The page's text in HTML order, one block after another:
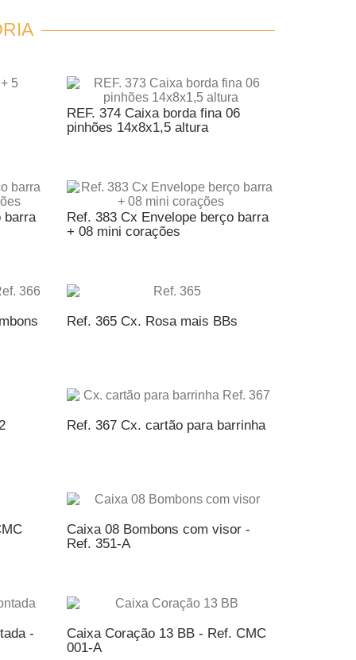
REF. 374 Caixa borda fina 06
pinhões 14x8x1,5 altura
barra
Ref. 383 Cx Envelope berço barra
+ 08 mini corações
Ref. 365 Cx. Rosa mais BBs
Ref. 367 Cx. cartão para barrinha
Caixa 08 Bombons com visor -
Ref. 351-A
-
Caixa Coração 13 BB - Ref. CMC
001-A